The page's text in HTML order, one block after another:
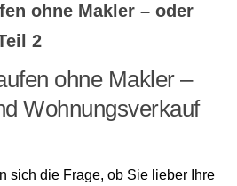
ohne Makler – oder
2
ohne Makler –
Wohnungsverkauf
sich die Frage, ob Sie lieber Ihre